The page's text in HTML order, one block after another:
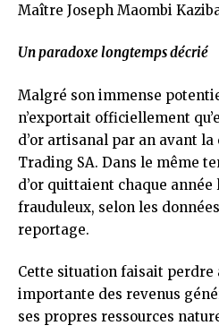
Maître Joseph Maombi
Un paradoxe longtemps décrié
Malgré son immense
n’exportait officiellement
d’or artisanal par an avant la
Trading SA. Dans le même
d’or quittaient chaque
frauduleux, selon les
reportage.
Cette situation faisait perdre
importante des revenus
ses propres ressources